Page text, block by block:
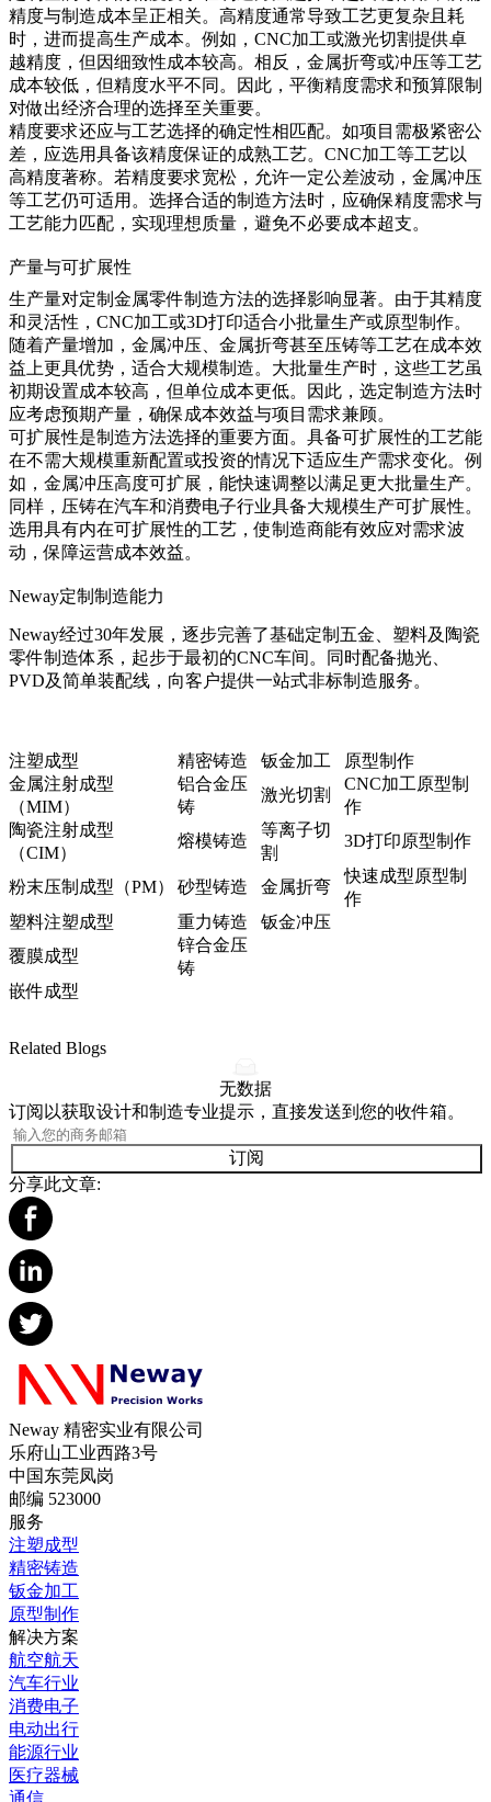
精度与制造成本呈正相关。高精度通常导致工艺更复杂且耗
时，进而提高生产成本。例如，CNC加工或激光切割提供卓
越精度，但因细致性成本较高。相反，金属折弯或冲压等工艺
成本较低，但精度水平不同。因此，平衡精度需求和预算限制
对做出经济合理的选择至关重要。
精度要求还应与工艺选择的确定性相匹配。如项目需极紧密公
差，应选用具备该精度保证的成熟工艺。CNC加工等工艺以
高精度著称。若精度要求宽松，允许一定公差波动，金属冲压
等工艺仍可适用。选择合适的制造方法时，应确保精度需求与
工艺能力匹配，实现理想质量，避免不必要成本超支。
产量与可扩展性
生产量对定制金属零件制造方法的选择影响显著。由于其精度
和灵活性，CNC加工或3D打印适合小批量生产或原型制作。
随着产量增加，金属冲压、金属折弯甚至压铸等工艺在成本效
益上更具优势，适合大规模制造。大批量生产时，这些工艺虽
初期设置成本较高，但单位成本更低。因此，选定制造方法时
应考虑预期产量，确保成本效益与项目需求兼顾。
可扩展性是制造方法选择的重要方面。具备可扩展性的工艺能
在不需大规模重新配置或投资的情况下适应生产需求变化。例
如，金属冲压高度可扩展，能快速调整以满足更大批量生产。
同样，压铸在汽车和消费电子行业具备大规模生产可扩展性。
选用具有内在可扩展性的工艺，使制造商能有效应对需求波
动，保障运营成本效益。
Neway定制制造能力
Neway经过30年发展，逐步完善了基础定制五金、塑料及陶瓷
零件制造体系，起步于最初的CNC车间。同时配备抛光、
PVD及简单装配线，向客户提供一站式非标制造服务。
注塑成型 精密铸造 钣金加工
原型制作
金属注射成型
（MIM）
铝合金压
铸
激光切割
CNC加工原型制
作
陶瓷注射成型
（CIM）
熔模铸造
等离子切
割
3D打印原型制作
粉末压制成型（PM） 砂型铸造 金属折弯
快速成型原型制
作
塑料注塑成型
重力铸造
钣金冲压
覆膜成型
锌合金压
铸
嵌件成型
Related Blogs
无数据
订阅以获取设计和制造专业提示，直接发送到您的收件箱。
订阅
分享此文章:
Neway 精密实业有限公司
乐府山工业西路3号
中国东莞凤岗
邮编 523000
服务
注塑成型
精密铸造
钣金加工
原型制作
解决方案
航空航天
汽车行业
消费电子
电动出行
能源行业
医疗器械